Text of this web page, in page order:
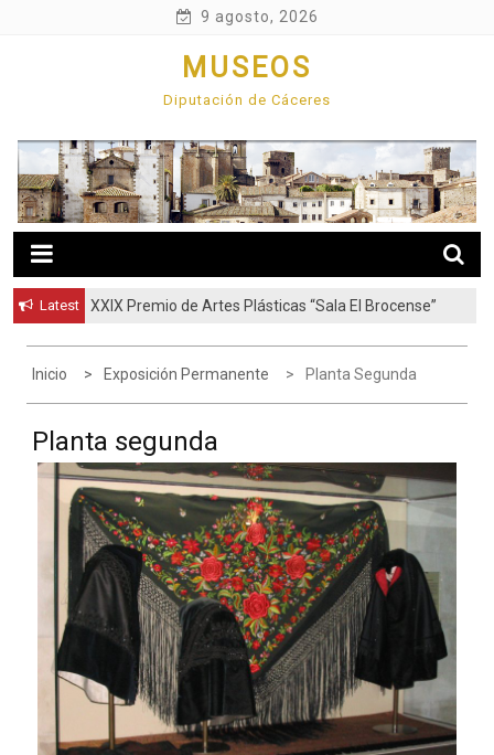
9 agosto, 2026
MUSEOS
Diputación de Cáceres
Latest XXIX Premio de Artes Plásticas “Sala El Brocense”
Inicio Exposición Permanente Planta Segunda
Planta segunda